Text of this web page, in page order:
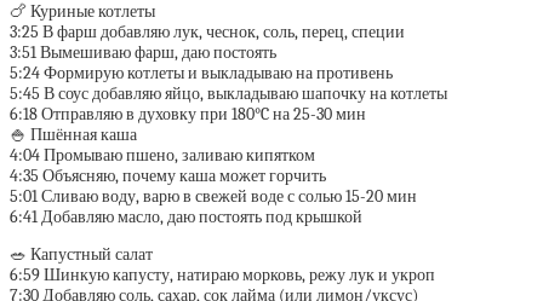
🍗 Куриные котлеты
3:25 В фарш добавляю лук, чеснок, соль, перец, специи
3:51 Вымешиваю фарш, даю постоять
5:24 Формирую котлеты и выкладываю на противень
5:45 В соус добавляю яйцо, выкладываю шапочку на котлеты
6:18 Отправляю в духовку при 180°C на 25-30 мин
🍚 Пшённая каша
4:04 Промываю пшено, заливаю кипятком
4:35 Объясняю, почему каша может горчить
5:01 Сливаю воду, варю в свежей воде с солью 15-20 мин
6:41 Добавляю масло, даю постоять под крышкой
🥗 Капустный салат
6:59 Шинкую капусту, натираю морковь, режу лук и укроп
7:30 Добавляю соль, сахар, сок лайма (или лимон/уксус)